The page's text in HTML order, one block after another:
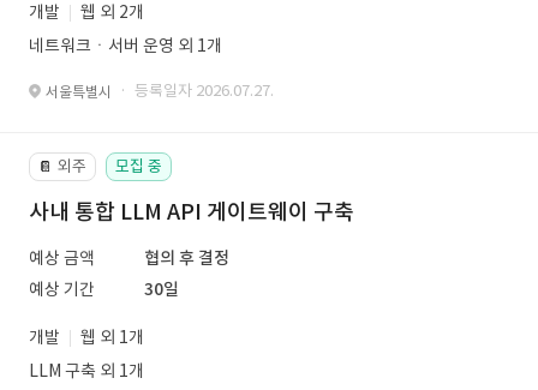
개발
웹 외 2개
네트워크ㆍ서버 운영 외 1개
서울특별시 · 등록일자 2026.07.27.
📔 외주 모집 중
사내 통합 LLM API 게이트웨이 구축
예상 금액
협의 후 결정
예상 기간
30일
개발
웹 외 1개
LLM 구축 외 1개